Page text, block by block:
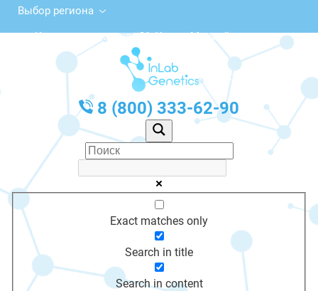
Выбор региона
Комсомольская ул., 31, Ханты-Мансийск
с 10:00 до 20:00
График работы: Пн-Пт с 10:00 до 20:00
8 (800) 333-62-90
Exact matches only
Search in title
Search in content